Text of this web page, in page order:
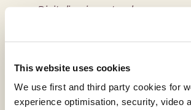
This website uses cookies
We use first and third party cookies for
experience optimisation, security, video
Digitaliseringsstyrelsen
at få indblik i oplysninger
Analysen undersøger også en række
der kan have betydning for tilliden